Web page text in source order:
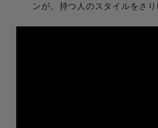
ンが、持つ人のスタイルをさり